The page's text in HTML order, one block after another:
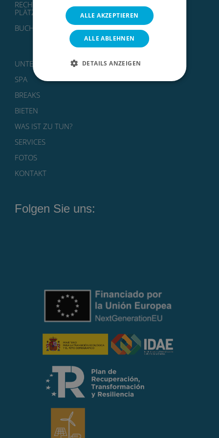
RECHTLICHER HINWEIS, DATENSCHUTZ UND
PLÄTZCHEN
BUCHUNGSBEDINGUNGEN
UNTERKÜNFTE
SPA
BREAKS
BIETEN
WAS IST ZU TUN?
SERVICES
FOTOS
KONTAKT
Folgen Sie uns:
ALLE AKZEPTIEREN
ALLE ABLEHNEN
DETAILS ANZEIGEN